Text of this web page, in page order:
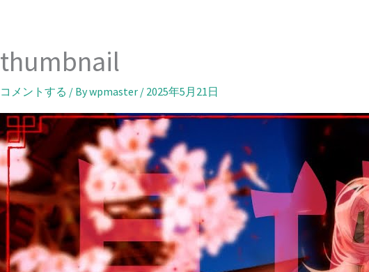
を
ス
キ
ッ
プ
thumbnail
コメントする / Bywpmaster / 2025年5月21日